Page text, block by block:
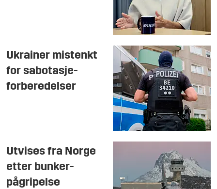
Ukrainer mistenkt
for sabotasje-
forberedelser
Utvises fra Norge
etter bunker-
pågripelse